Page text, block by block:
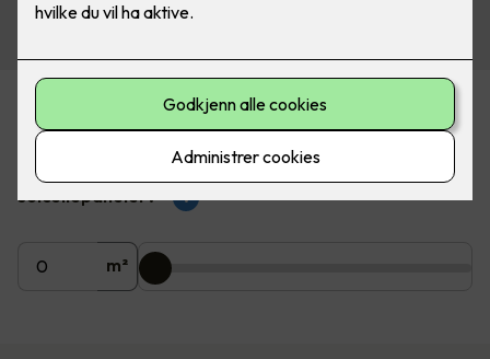
Beregn pris på solceller
Hvor mange m2 av taket ønsker du å dekke med
solcellepaneler?
?
m²